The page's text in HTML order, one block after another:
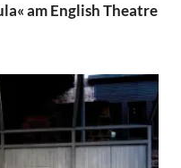
am English Theatre